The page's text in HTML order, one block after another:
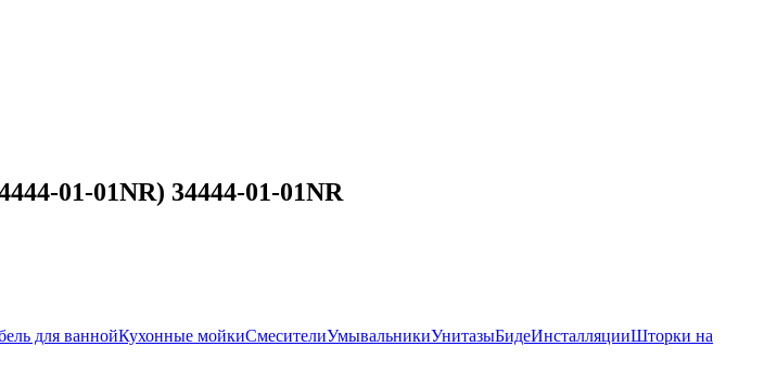
01-01NR) 34444-01-01NR
для ваннойКухонные мойкиСмесителиУмывальникиУнитазыБидеИнсталляцииШторки на